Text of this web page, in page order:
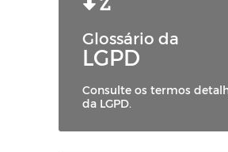
Glossário da
LGPD
Consulte os termos
da LGPD.